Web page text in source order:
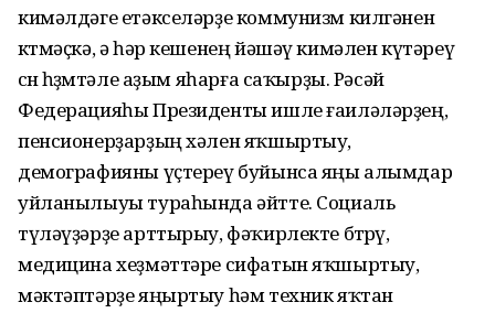
кимәлдәге етәкселәрҙе коммунизм килгәнен
көтмәҫкә, ә һәр кешенең йәшәү кимәлен күтәреү
өсөн һөҙөмтәле аҙым яһарға саҡырҙы. Рәсәй
Федерацияһы Президенты ишле ғаиләләрҙең,
пенсионерҙарҙың хәлен яҡшыртыу,
демографияны үҫтереү буйынса яңы алымдар
уйланылыуы тураһында әйтте. Социаль
түләүҙәрҙе арттырыу, фәҡирлекте бөтөрөү,
медицина хеҙмәттәре сифатын яҡшыртыу,
мәктәптәрҙе яңыртыу һәм техник яҡтан